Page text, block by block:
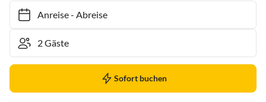
Anreise- Abreise
Sofort buchen